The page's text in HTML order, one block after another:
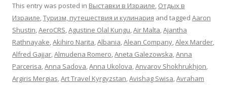
This entry was posted in Выставки в Израиле, Отдых в
Израиле,Туризм, путешествия и кулинария and tagged Aaron
Shustin,AeroCRS,Agustine Olal Kungu,Air Malta,Ajantha
Rathnayake,Akihiro Narita,Albania,Alean Company,Alex Marder,
Alfred Gajjar,Almudena Romero,Aneta Galezowska,Anna
Parcerisa,Anna Sadova,Anna Ukolova,Anvarov Shokhrukhjon,
Argiris Mergias,Art Travel Kyrgyzstan,Avishag Swisa,Avraham